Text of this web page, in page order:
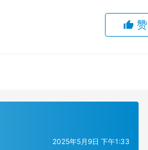
赞
2025年5月9日 下午1:33